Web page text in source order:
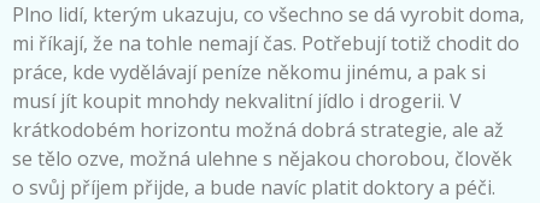
Plno lidí, kterým ukazuju, co všechno se dá vyrobit doma,
mi říkají, že na tohle nemají čas. Potřebují totiž chodit do
práce, kde vydělávají peníze někomu jinému, a pak si
musí jít koupit mnohdy nekvalitní jídlo i drogerii. V
krátkodobém horizontu možná dobrá strategie, ale až
se tělo ozve, možná ulehne s nějakou chorobou, člověk
o svůj příjem přijde, a bude navíc platit doktory a péči.